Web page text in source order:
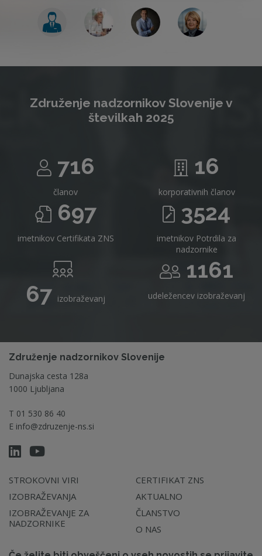
Združenje nadzornikov Slovenije v
številkah 2025
716
članov
16
korporativnih članov
697
imetnikov Certifikata ZNS
3524
imetnikov Potrdila za
nadzornike
67 izobraževanj
1161
udeležencev izobraževanj
Združenje nadzornikov Slovenije
Dunajska cesta 128a
1000 Ljubljana
T 01 530 86 40
E info@zdruzenje-ns.si
STROKOVNI VIRI
IZOBRAŽEVANJA
IZOBRAŽEVANJE ZA
NADZORNIKE
CERTIFIKAT ZNS
AKTUALNO
ČLANSTVO
O NAS